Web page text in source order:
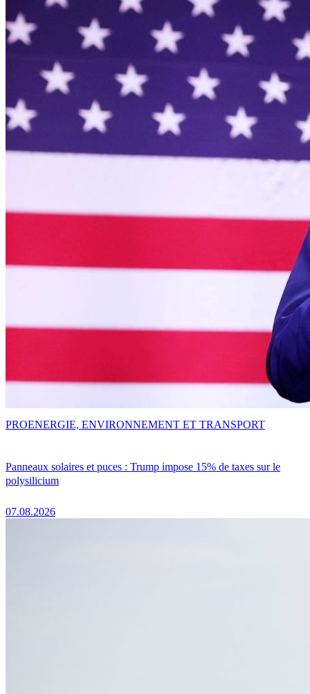
Panneaux solaires et puces : Trump impose 15% de taxes sur le
polysilicium
07.08.2026
PROENERGIE, ENVIRONNEMENT ET TRANSPORT